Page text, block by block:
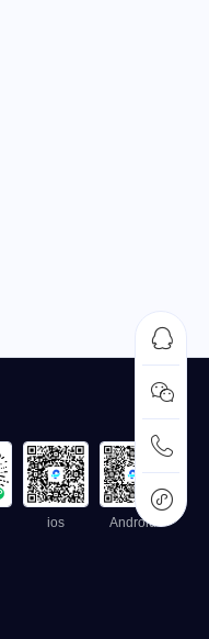
ios Android



